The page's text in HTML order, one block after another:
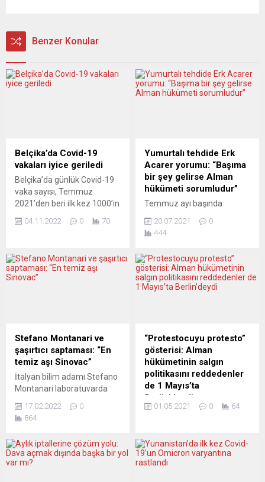
Benzer Konular
Belçika’da Covid-19
vakaları iyice geriledi
Belçika’da günlük Covid-19
vaka sayısı, Temmuz
2021’den beri ilk kez 1000’in
Sağlık Enstitüsünün
soğumasına rağmen ülkede
Covid-19 vakalarında son
günlük ortalama 929 oldu.
Böylece Temmuz
2021’den...
04.11.2022 0 70
Yumurtalı tehdide Erk
Acarer yorumu: “Başıma
bir şey gelirse Alman
hükümeti sorumludur”
Temmuz ayı başında
Berlin’de evinin avlusunda
ailesinin yanında yumruklu
Erk Acarer şimdi de
“yumurtalı” tehdide maruz
kaldı. Acarer, Merkel
duyuran gazeteci Erk Berlin’i
“atıl kalmakla” suçlayarak,
“Başıma bir şey gelirse
sorumlu Alman hükümeti...
20.07.2021
0
444
Stefano Montanari ve
şaşırtıcı saptaması: “En
temiz aşı Sinovac”
İtalyan bilim adamı Stefano
Montanari laboratuvarda
aşıları içinde en temiz olanın
Çin tarafından üretilen
İddiaları ve itirazları Birgül
Göker Perdisa derledi.
17.02.2022
0
864
“Protestocuyu protesto”
gösterisi: Alman
hükümetinin salgın
politikasını reddedenler
de 1 Mayıs’ta
Berlin’deydi
Federal Almanya’nın
salgınıyla mücadele
çerçevesinde aldığı önlemler
01.05.2021 0 64